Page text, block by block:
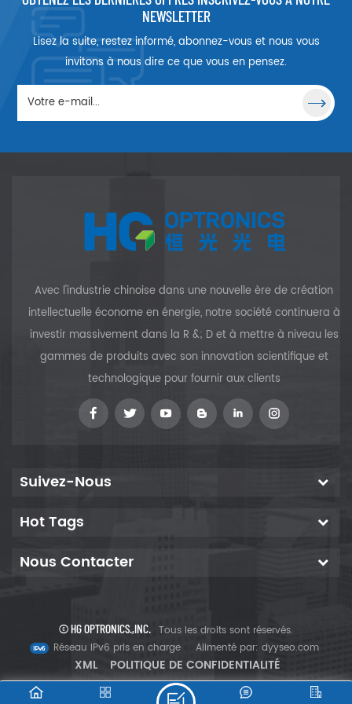
longtemps. Le filtre à densité
neutre HG OPTRONICS est un
filtre qui réduit ou modifie
l'intensité de toutes les
longueurs d'onde, ou
couleurs, de la lumière de
manière égale, ne donnant
aucun changement dans la
NEWSLETTER
Lisez la suite, restez informé, abonnez-vous et nous vous
invitons à nous dire ce que vous en pensez.
Avec l'industrie chinoise dans une nouvelle ère de création
intellectuelle économe en énergie, notre société continuera à
investir massivement dans la R &; D et à mettre à niveau les
gammes de produits avec son innovation scientifique et
technologique pour fournir aux clients
Suivez-Nous
Hot Tags
Nous Contacter
© HG OPTRONICS.,INC. Tous les droits sont réservés.
Réseau IPv6 pris en charge
Alimenté par: dyyseo.com
XML POLITIQUE DE CONFIDENTIALITÉ